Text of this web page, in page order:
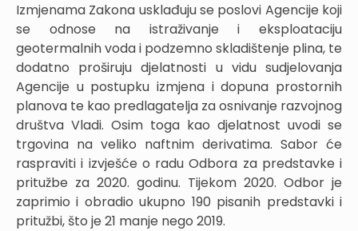
Izmjenama Zakona usklađuju se poslovi Agencije koji
se odnose na istraživanje i eksploataciju
geotermalnih voda i podzemno skladištenje plina, te
dodatno proširuju djelatnosti u vidu sudjelovanja
Agencije u postupku izmjena i dopuna prostornih
planova te kao predlagatelja za osnivanje razvojnog
društva Vladi. Osim toga kao djelatnost uvodi se
trgovina na veliko naftnim derivatima. Sabor će
raspraviti i izvješće o radu Odbora za predstavke i
pritužbe za 2020. godinu. Tijekom 2020. Odbor je
zaprimio i obradio ukupno 190 pisanih predstavki i
pritužbi, što je 21 manje nego 2019.